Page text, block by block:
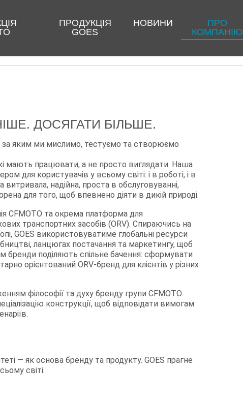
ПРОДУКЦІЯ
GOES
НОВИНИ
ПРО
КОМПАНІЮ
GOES
ДОСЯГАТИ БІЛЬШЕ.
яким ми мислимо, тестуємо та створюємо
мають працювати, а не просто виглядати. Наша
для користувачів у всьому світі: і в роботі, і в
надійна, проста в обслуговуванні,
для того, щоб впевнено діяти в дикій природі.
CFMOTO та окрема платформа для
транспортних засобів (ORV). Спираючись на
GOES використовуватиме глобальні ресурси
ланцюгах постачання та маркетингу, щоб
бренди поділяють спільне бачення: сформувати
орієнтований ORV-бренд для клієнтів у різних
філософії та духу бренду групи CFMOTO.
конструкції, щоб відповідати вимогам
— як основа бренду та продукту. GOES прагне
світі.